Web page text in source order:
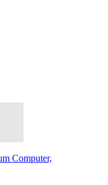
Computer,